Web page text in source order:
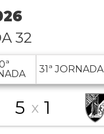
32
31ª JORNADA
5 x 1